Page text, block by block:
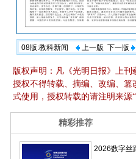
08版:教科新闻 上一版 下一版
版权声明：凡《光明日报》上刊
授权不得转载、摘编、改编、
式使用，授权转载的请注明来源“